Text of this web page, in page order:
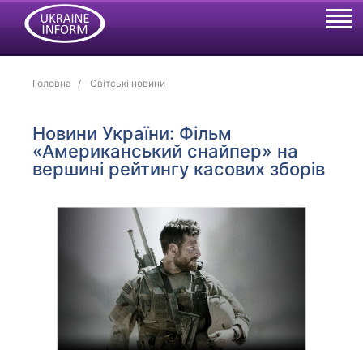
Головна Світські новини
Новини України: Фільм
«Американський снайпер» на
вершині рейтингу касових зборів